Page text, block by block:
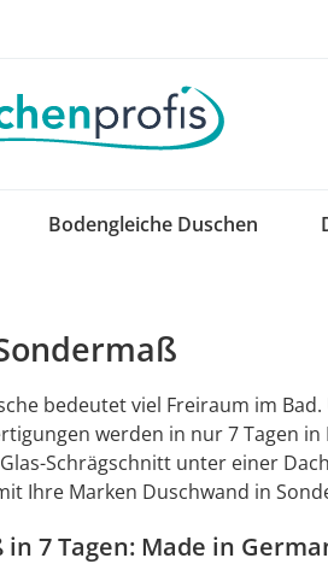
Bodengleiche Duschen
bedeutet viel Freiraum im
werden in nur 7 Tagen
Schrägschnitt unter einer
Ihre Marken Duschwand in
7 Tagen: Made in